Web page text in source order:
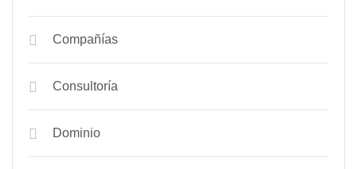
Compañías
Consultoría
Dominio